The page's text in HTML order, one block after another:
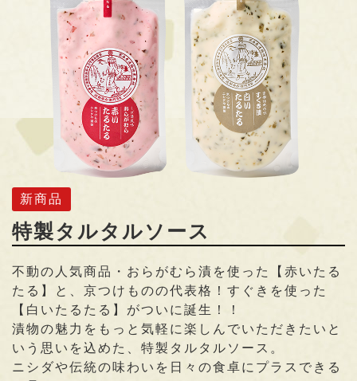
新商品
特製タルタルソース
不動の人気商品・おらがむら漬を使った【赤いたる
たる】と、京つけものの代表格！すぐきを使った
【白いたるたる】がついに誕生！！
漬物の魅力をもっと気軽に楽しんでいただきたいと
いう思いを込めた、特製タルタルソース。
ニシダや伝統の味わいを日々の食卓にプラスできる